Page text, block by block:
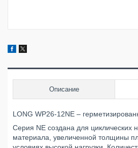
Описание
LONG WP26-12NE –
Серия NE создана для циклических
материала, увеличенной толщины